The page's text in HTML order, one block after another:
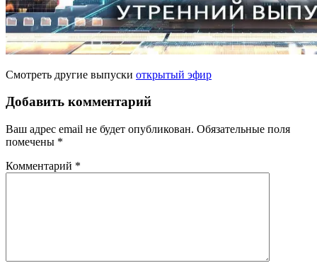
Смотреть другие выпуски открытый эфир
Добавить комментарий
Ваш адрес email не будет опубликован. Обязательные поля
помечены *
Комментарий *